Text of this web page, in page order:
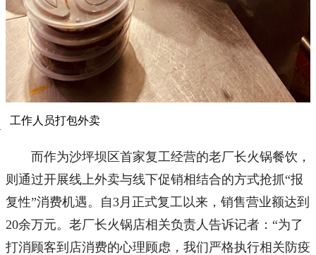
工作人员打包外卖
而作为沙坪坝区首家复工经营的老厂长火锅餐饮，
则通过开展线上外卖与线下促销相结合的方式抢抓“报
复性”消费机遇。自3月正式复工以来，销售营业额达到
20余万元。老厂长火锅店相关负责人告诉记者：“为了
打消顾客到店消费的心理顾虑，我们严格执行相关防疫